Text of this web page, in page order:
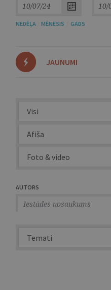
NEDĒĻA MĒNESIS GADS
JAUNUMI
Visi
Afiša
Foto & video
AUTORS
Temati